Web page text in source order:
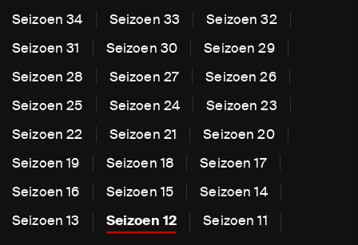
Seizoen 34
Seizoen 33
Seizoen 32
Seizoen 31
Seizoen 30
Seizoen 29
Seizoen 28
Seizoen 27
Seizoen 26
Seizoen 25
Seizoen 24
Seizoen 23
Seizoen 22
Seizoen 21
Seizoen 20
Seizoen 19
Seizoen 18
Seizoen 17
Seizoen 16
Seizoen 15
Seizoen 14
Seizoen 13
Seizoen 12
Seizoen 11